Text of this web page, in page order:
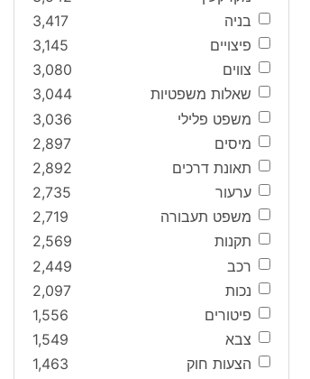
בניה
3,417
פיצויים
3,145
צווים
3,080
שאלות משפטיות
3,044
משפט פלילי
3,036
מיסים
2,897
תאונת דרכים
2,892
ערעור
2,735
משפט תעבורה
2,719
תקנות
2,569
רכב
2,449
נכות
2,097
פיטורים
1,556
צבא
1,549
הצעות חוק
1,463